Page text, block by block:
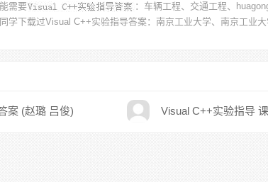
需要
：车辆工程、交通工程、
学下载过Visual C++实验指导答案：南京工业大学、南京工业
案 (赵璐 吕俊) Visual C++实验指导